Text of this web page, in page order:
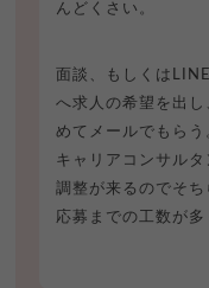
んどくさい。
面談、もしくは
へ求人の希望を出
めてメールでもら
キャリアコンサル
調整が来るのでそ
応募までの工数が